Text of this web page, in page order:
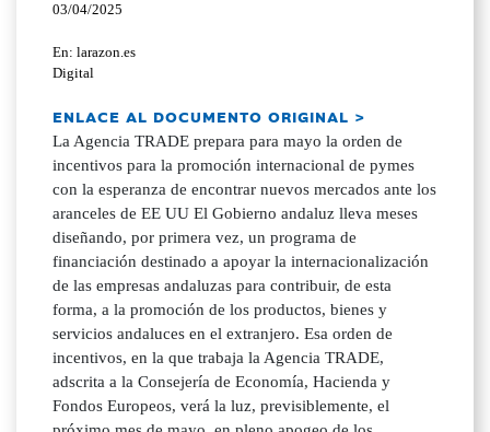
03/04/2025
En: larazon.es
Digital
ENLACE AL DOCUMENTO ORIGINAL >
La Agencia TRADE prepara para mayo la orden de
incentivos para la promoción internacional de pymes
con la esperanza de encontrar nuevos mercados ante los
aranceles de EE UU El Gobierno andaluz lleva meses
diseñando, por primera vez, un programa de
financiación destinado a apoyar la internacionalización
de las empresas andaluzas para contribuir, de esta
forma, a la promoción de los productos, bienes y
servicios andaluces en el extranjero. Esa orden de
incentivos, en la que trabaja la Agencia TRADE,
adscrita a la Consejería de Economía, Hacienda y
Fondos Europeos, verá la luz, previsiblemente, el